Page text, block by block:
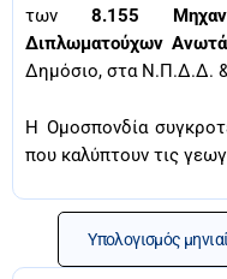
των 8.155
Διπλωματούχων
Δημόσιο, στα Ν.Π.Δ.Δ.
Η Ομοσπονδία
που καλύπτουν τις
Υπολογισμός